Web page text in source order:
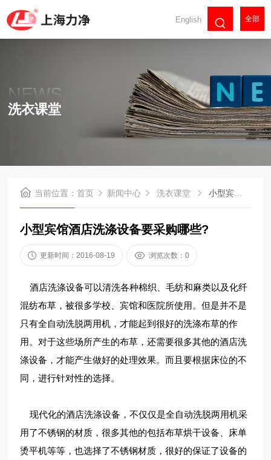
English 全部
NEWS
洗衣课堂
当前位置：首页 新闻中心 洗衣课堂 小型宾馆酒店洗涤设备要采购哪些?
小型宾馆酒店洗涤设备要采购哪些?
更新时间：2016-08-19 浏览次数：0
酒店洗涤设备可以清洗各种棉织、毛纺和麻类以及化纤
混纺布草，被很多学校、宾馆和医院所使用。但是并不是
只有全自动洗脱两用机，才能起到很好的洗涤布草的作
用。对于这些场所产生的布草，还需要很多其他的酒店洗
涤设备，才能产生做好的处理效果。而且要根据床位的不
同，进行针对性的选择。
现代化的酒店洗涤设备，不仅仅是全自动洗脱两用机采
用了不锈钢的材质，很多其他的包括布草烘干设备、床单
烫平机等等，也选择了不锈钢材质，很好的保证了设备的